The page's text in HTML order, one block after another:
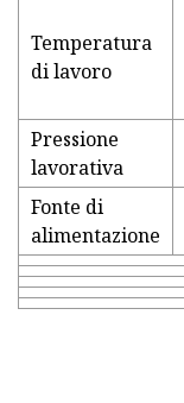
Temperatura
di lavoro
Pressione
lavorativa
Fonte di
alimentazione